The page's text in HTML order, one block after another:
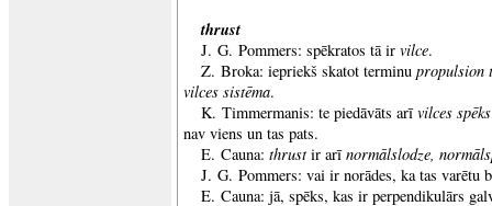
thrust
J. G. Pommers: spēkratos tā ir vilce.
Z. Broka: iepriekš skatot terminu propulsion
vilces sistēma.
K. Timmermanis: te piedāvāts arīvilces spēks
nav viens un tas pats.
E. Cauna: thrustir arīnormālslodze,
J. G. Pommers: vai ir norādes, ka tas varētu
E. Cauna: jā, spēks, kas ir perpendikulārs